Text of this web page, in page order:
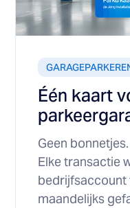
Één kaart
Geen
Elke transactie
bedrijfsaccount
maandelijks